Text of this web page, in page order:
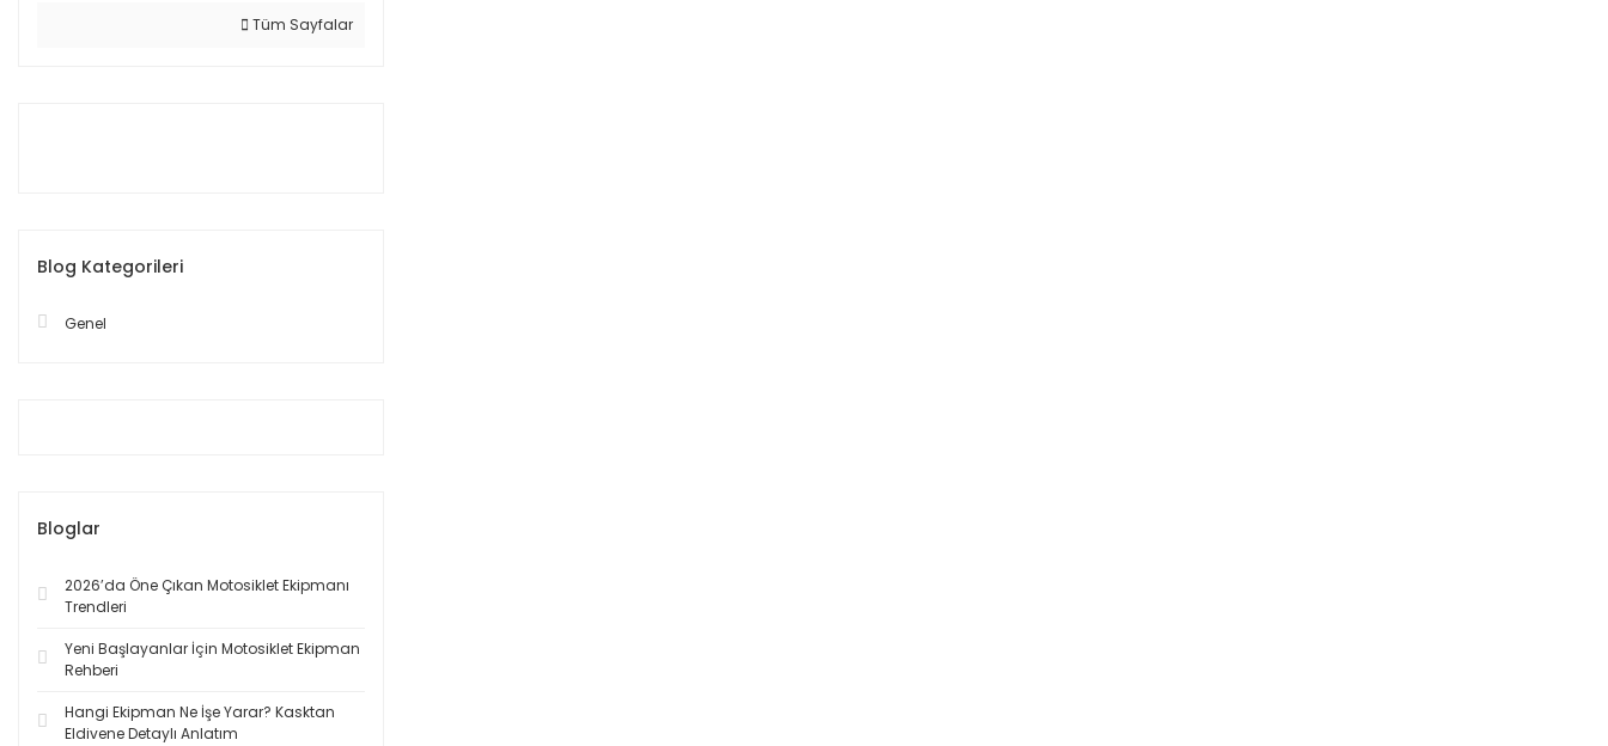
Tüm Sayfalar
Blog Kategorileri
Genel
Bloglar
2026’da Öne Çıkan Motosiklet Ekipmanı
Trendleri
Yeni Başlayanlar İçin Motosiklet Ekipman
Rehberi
Hangi Ekipman Ne İşe Yarar? Kasktan
Eldivene Detaylı Anlatım